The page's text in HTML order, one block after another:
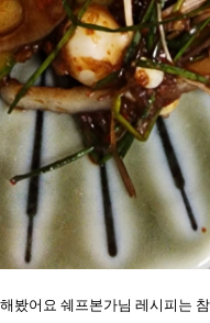
봤어요 쉐프본가님 레시피는